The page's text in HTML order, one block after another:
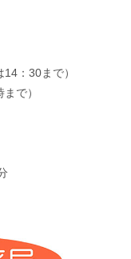
：30まで）
で）